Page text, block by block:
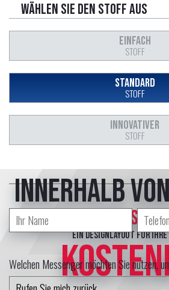
Wählen Sie den Stoff aus
EINFACH
STOFF
STANDARD
STOFF
INNOVATIVER
STOFF
innerhalb
erstellt
ein Designlayout für
Welchen Messenger möchten Sie nutzen,